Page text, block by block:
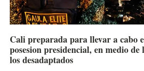
Cali preparada para llevar a cabo
posesion presidencial, en medio de
los desadaptados